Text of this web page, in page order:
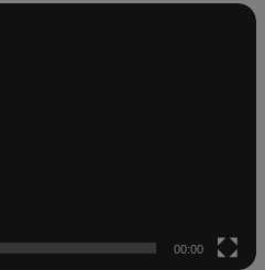
00:00